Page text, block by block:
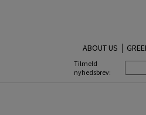
ABOUT US |
Tilmeld
nyhedsbrev: